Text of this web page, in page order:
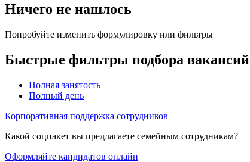
Ничего не нашлось
Попробуйте изменить формулировку или фильтры
Быстрые фильтры подбора вакансий
Полная занятость
Полный день
Корпоративная поддержка сотрудников
Какой соцпакет вы предлагаете семейным сотрудникам?
Оформляйте кандидатов онлайн